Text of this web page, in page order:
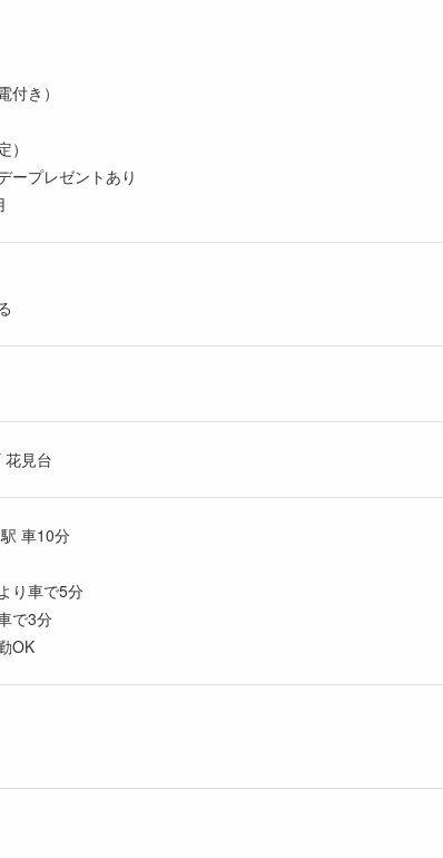
き）
ープレゼントあり
花見台
車10分
り車で5分
で3分
OK